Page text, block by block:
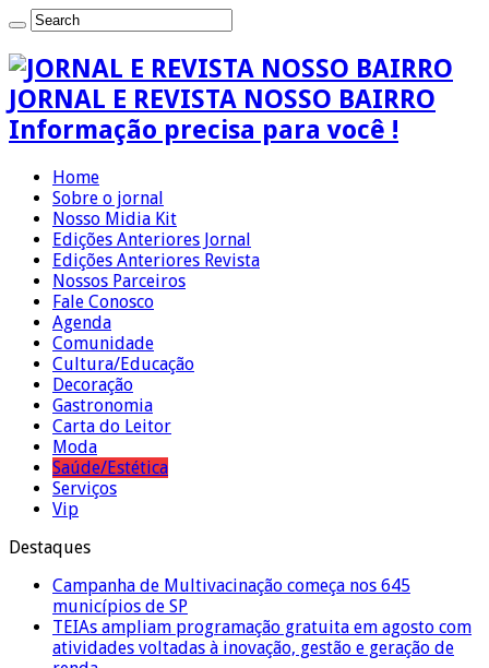
JORNAL E REVISTA NOSSO BAIRRO
Informação precisa para você !
Home
Sobre o jornal
Nosso Midia Kit
Edições Anteriores Jornal
Edições Anteriores Revista
Nossos Parceiros
Fale Conosco
Agenda
Comunidade
Cultura/Educação
Decoração
Gastronomia
Carta do Leitor
Moda
Saúde/Estética
Serviços
Vip
Destaques
Campanha de Multivacinação começa nos 645
municípios de SP
TEIAs ampliam programação gratuita em agosto com
atividades voltadas à inovação, gestão e geração de